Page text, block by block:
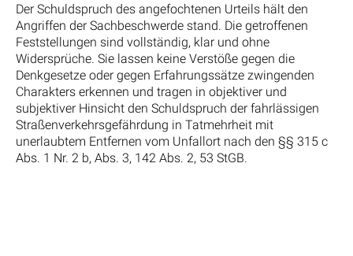
Der Schuldspruch des angefochtenen Urteils hält den
Angriffen der Sachbeschwerde stand. Die getroffenen
Feststellungen sind vollständig, klar und ohne
Widersprüche. Sie lassen keine Verstöße gegen die
Denkgesetze oder gegen Erfahrungssätze zwingenden
Charakters erkennen und tragen in objektiver und
subjektiver Hinsicht den Schuldspruch der fahrlässigen
Straßenverkehrsgefährdung in Tatmehrheit mit
unerlaubtem Entfernen vom Unfallort nach den §§ 315 c
Abs. 1 Nr. 2 b, Abs. 3, 142 Abs. 2, 53 StGB.